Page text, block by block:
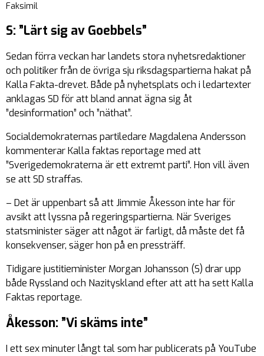
Faksimil
S: ”Lärt sig av Goebbels”
Sedan förra veckan har landets stora nyhetsredaktioner
och politiker från de övriga sju riksdagspartierna hakat på
Kalla Fakta-drevet. Både på nyhetsplats och i ledartexter
anklagas SD för att bland annat ägna sig åt
”desinformation” och ”näthat”.
Socialdemokraternas partiledare Magdalena Andersson
kommenterar Kalla faktas reportage med att
”Sverigedemokraterna är ett extremt parti”. Hon vill även
se att SD straffas.
– Det är uppenbart så att Jimmie Åkesson inte har för
avsikt att lyssna på regeringspartierna. När Sveriges
statsminister säger att något är farligt, då måste det få
konsekvenser, säger hon på en pressträff.
Tidigare justitieminister Morgan Johansson (S) drar upp
både Ryssland och Nazityskland efter att att ha sett Kalla
Faktas reportage.
Åkesson: ”Vi skäms inte”
I ett sex minuter långt tal som har publicerats på YouTube